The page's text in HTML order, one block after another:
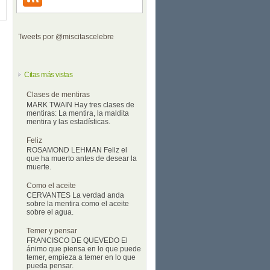
Tweets por @miscitascelebre
Citas más vistas
Clases de mentiras
MARK TWAIN Hay tres clases de
mentiras: La mentira, la maldita
mentira y las estadísticas.
Feliz
ROSAMOND LEHMAN Feliz el
que ha muerto antes de desear la
muerte.
Como el aceite
CERVANTES La verdad anda
sobre la mentira como el aceite
sobre el agua.
Temer y pensar
FRANCISCO DE QUEVEDO El
ánimo que piensa en lo que puede
temer, empieza a temer en lo que
pueda pensar.